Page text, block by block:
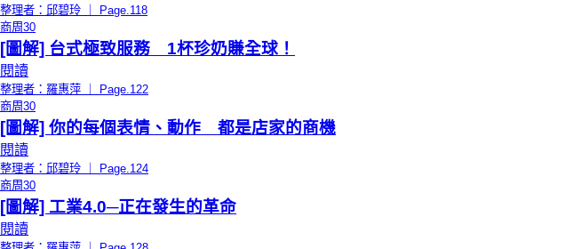
整理者：邱碧玲 ｜ Page.118
商周30
[圖解] 台式極致服務 1杯珍奶賺全球！
閱讀
整理者：羅惠萍 ｜ Page.122
商周30
[圖解] 你的每個表情、動作 都是店家的商機
閱讀
整理者：邱碧玲 ｜ Page.124
商周30
[圖解] 工業4.0─正在發生的革命
閱讀